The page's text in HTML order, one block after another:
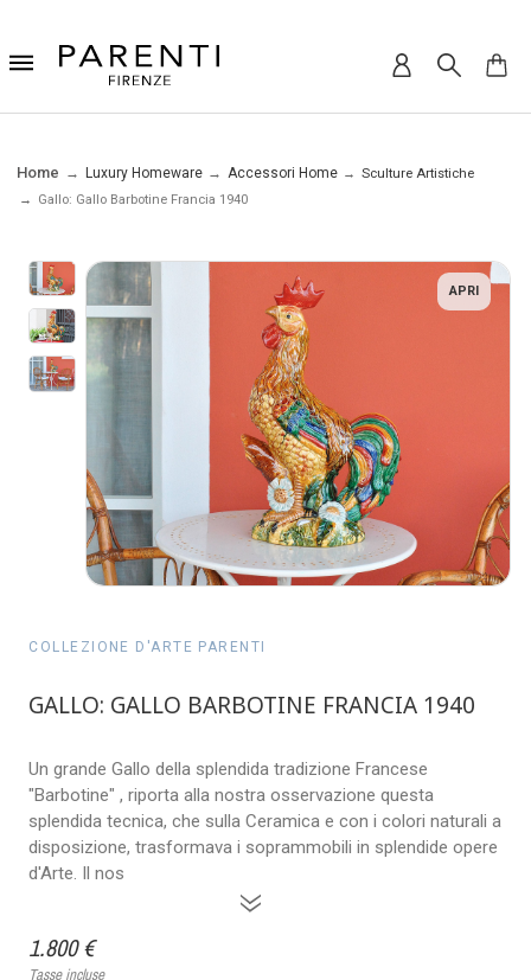
Home Luxury Homeware Accessori Home
Sculture Artistiche
Gallo: Gallo Barbotine Francia 1940
APRI
COLLEZIONE D'ARTE PARENTI
GALLO: GALLO BARBOTINE FRANCIA 1940
Un grande Gallo della splendida tradizione Francese
"Barbotine" , riporta alla nostra osservazione questa
splendida tecnica, che sulla Ceramica e con i colori naturali a
disposizione, trasformava i soprammobili in splendide opere
d'Arte. Il nos
»
1.800 €
Tasse incluse